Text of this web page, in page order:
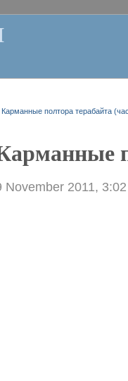
Карманные полтора терабайта
November 2011,